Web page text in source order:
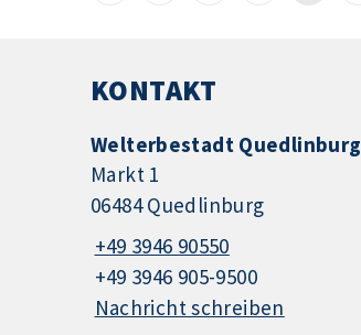
KONTAKT
Welterbestadt Quedlinburg
Markt 1
06484 Quedlinburg
+49 3946 90550
+49 3946 905-9500
Nachricht schreiben